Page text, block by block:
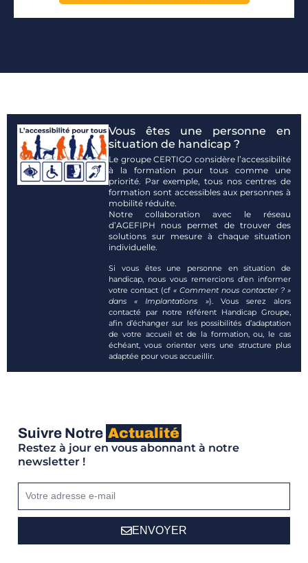
Vous êtes une personne en
situation de handicap ?
Le groupe CERTIGO considère l’accessibilité
à la formation pour tous comme une
priorité. Par exemple, tous nos centres de
formation sont accessibles aux personnes à
mobilité réduite.
Notre collaboration avec le réseau
d’AGEFIPH nous permet de trouver des
solutions sur mesure à chaque situation
individuelle.
Si vous êtes une personne en situation de
handicap, nous vous remercions d’en informer
votre contact (cf« Comment nous contacter ? »
dans « Implantations »). Vous serez alors
contacté par notre référent Handicap Groupe,
afin d’échanger sur les possibilités d’adaptation
de votre accueil et de la formation, ou, le cas
échéant, vous orienter vers une structure plus
adaptée pour vous accueillir.
Suivre Notre Actualité
Restez à jour en vous abonnant à notre
newsletter !
ENVOYER